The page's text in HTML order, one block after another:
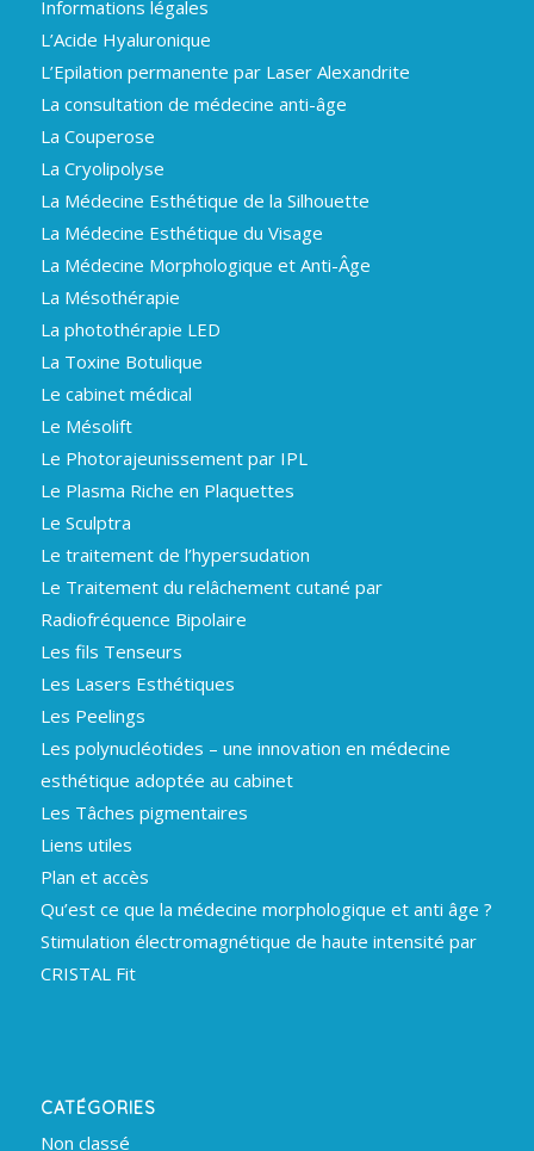
Informations légales
L’Acide Hyaluronique
L’Epilation permanente par Laser Alexandrite
La consultation de médecine anti-âge
La Couperose
La Cryolipolyse
La Médecine Esthétique de la Silhouette
La Médecine Esthétique du Visage
La Médecine Morphologique et Anti-Âge
La Mésothérapie
La photothérapie LED
La Toxine Botulique
Le cabinet médical
Le Mésolift
Le Photorajeunissement par IPL
Le Plasma Riche en Plaquettes
Le Sculptra
Le traitement de l’hypersudation
Le Traitement du relâchement cutané par
Radiofréquence Bipolaire
Les fils Tenseurs
Les Lasers Esthétiques
Les Peelings
Les polynucléotides – une innovation en médecine
esthétique adoptée au cabinet
Les Tâches pigmentaires
Liens utiles
Plan et accès
Qu’est ce que la médecine morphologique et anti âge ?
Stimulation électromagnétique de haute intensité par
CRISTAL Fit
CATÉGORIES
Non classé